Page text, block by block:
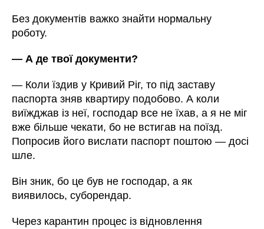
Без документів важко знайти нормальну
роботу.
— А де твої документи?
— Коли їздив у Кривий Ріг, то під заставу
паспорта зняв квартиру подобово. А коли
виїжджав із неї, господар все не їхав, а я не міг
вже більше чекати, бо не встигав на поїзд.
Попросив його вислати паспорт поштою — досі
шле.
Він зник, бо це був не господар, а як
виявилось, суборендар.
Через карантин процес із відновлення